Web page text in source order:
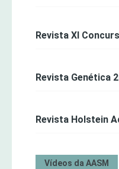
Revista XI
Revista Genética
Revista Holstein
Vídeos da AASM